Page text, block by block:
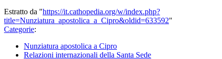
Estratto da "https://it.cathopedia.org/w/index.php?
title=Nunziatura_apostolica_a_Cipro&oldid=633592"
Categorie:
Nunziatura apostolica a Cipro
Relazioni internazionali della Santa Sede